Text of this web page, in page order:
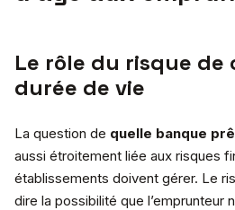
Le rôle du risque
durée de vie
La question de quelle banque
aussi étroitement liée aux risques
établissements doivent gérer. Le
dire la possibilité que l’emprunteur